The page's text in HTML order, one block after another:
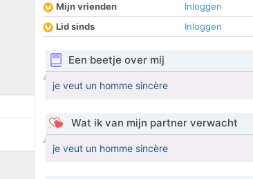
Mijn vrienden
Inloggen
Lid sinds
Inloggen
Een beetje over mij
je veut un homme sincère
Wat ik van mijn partner verwacht
je veut un homme sincère